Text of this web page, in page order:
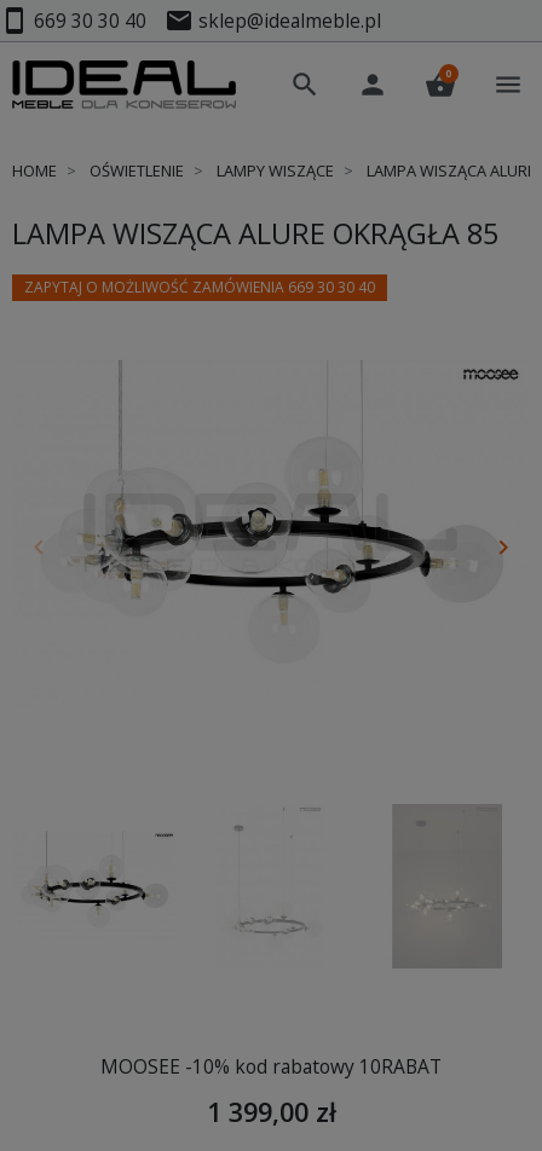
smartphone 669 30 30 40 mail sklep@idealmeble.pl
search person shopping_basket
0 menu
HOME OŚWIETLENIE LAMPY WISZĄCE LAMPA WISZĄCA
LAMPA WISZĄCA ALURE OKRĄGŁA 85
ZAPYTAJ O MOŻLIWOŚĆ ZAMÓWIENIA 669 30 30 40
Poprzedni
keyboard_arrow_left keyboard_arrow_right
MOOSEE -10% kod rabatowy 10RABAT
1 399,00 zł